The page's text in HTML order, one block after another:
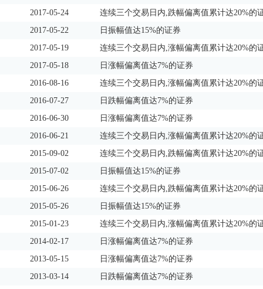
2017-05-24
连续三个交易日内,跌幅偏离值累计达20%的
2017-05-22
日振幅值达15%的证券
2017-05-19
连续三个交易日内,涨幅偏离值累计达20%的
2017-05-18
日涨幅偏离值达7%的证券
2016-08-16
连续三个交易日内,涨幅偏离值累计达20%的
2016-07-27
日跌幅偏离值达7%的证券
2016-06-30
日涨幅偏离值达7%的证券
2016-06-21
连续三个交易日内,涨幅偏离值累计达20%的
2015-09-02
连续三个交易日内,跌幅偏离值累计达20%的
2015-07-02
日振幅值达15%的证券
2015-06-26
连续三个交易日内,跌幅偏离值累计达20%的
2015-05-26
日振幅值达15%的证券
2015-01-23
连续三个交易日内,涨幅偏离值累计达20%的
2014-02-17
日涨幅偏离值达7%的证券
2013-05-15
日涨幅偏离值达7%的证券
2013-03-14
日跌幅偏离值达7%的证券